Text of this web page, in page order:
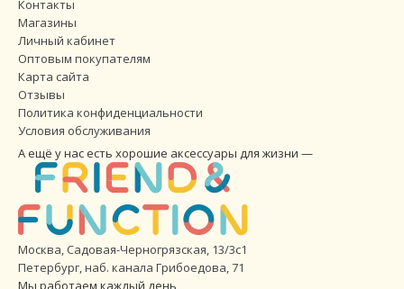
Контакты
Магазины
Личный кабинет
Оптовым покупателям
Карта сайта
Отзывы
Политика конфиденциальности
Условия обслуживания
А ещё у нас есть хорошие аксессуары для жизни —
Москва, Садовая-Черногрязская, 13/3с1
Петербург,наб. канала Грибоедова, 71